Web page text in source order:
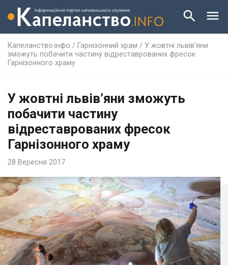
Капеланство.інфо / Гарнізонний храм / У жовтні львів’яни
зможуть побачити частину відреставрованих фресок
Гарнізонного храму
У жовтні львів’яни зможуть
побачити частину
відреставрованих фресок
Гарнізонного храму
28 Вересня 2017